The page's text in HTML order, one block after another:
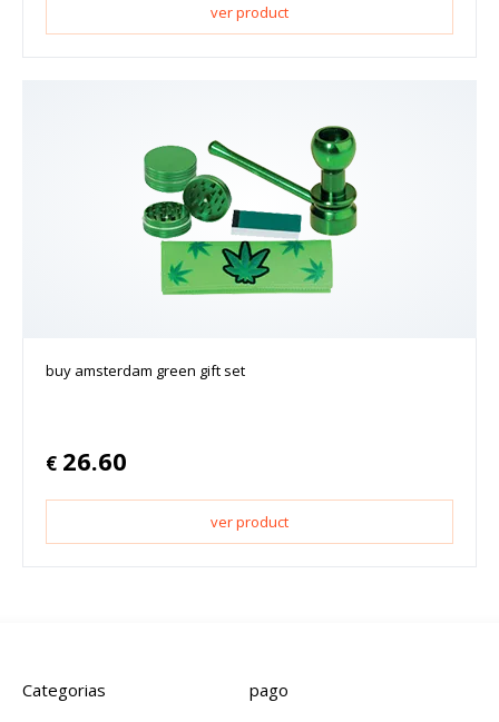
ver product
buy amsterdam green gift set
€ 26.60
ver product
Categorias pago